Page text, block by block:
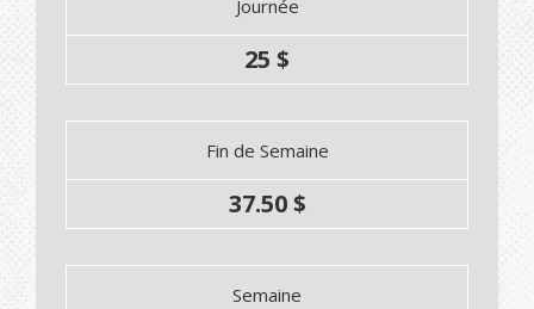
Journée
25 $
Fin de Semaine
37.50 $
Semaine